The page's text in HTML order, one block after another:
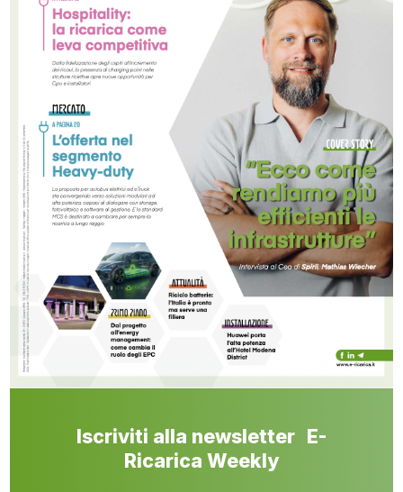
Iscriviti alla newsletter E-
Ricarica Weekly